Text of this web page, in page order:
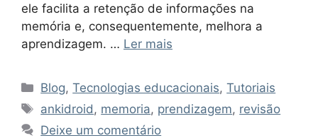
ele facilita a retenção de informações na
memória e, consequentemente, melhora a
aprendizagem. … Ler mais
Categorias
Blog,Tecnologias educacionais,Tutoriais
Tags
ankidroid, memoria, prendizagem, revisão
Deixe um comentário